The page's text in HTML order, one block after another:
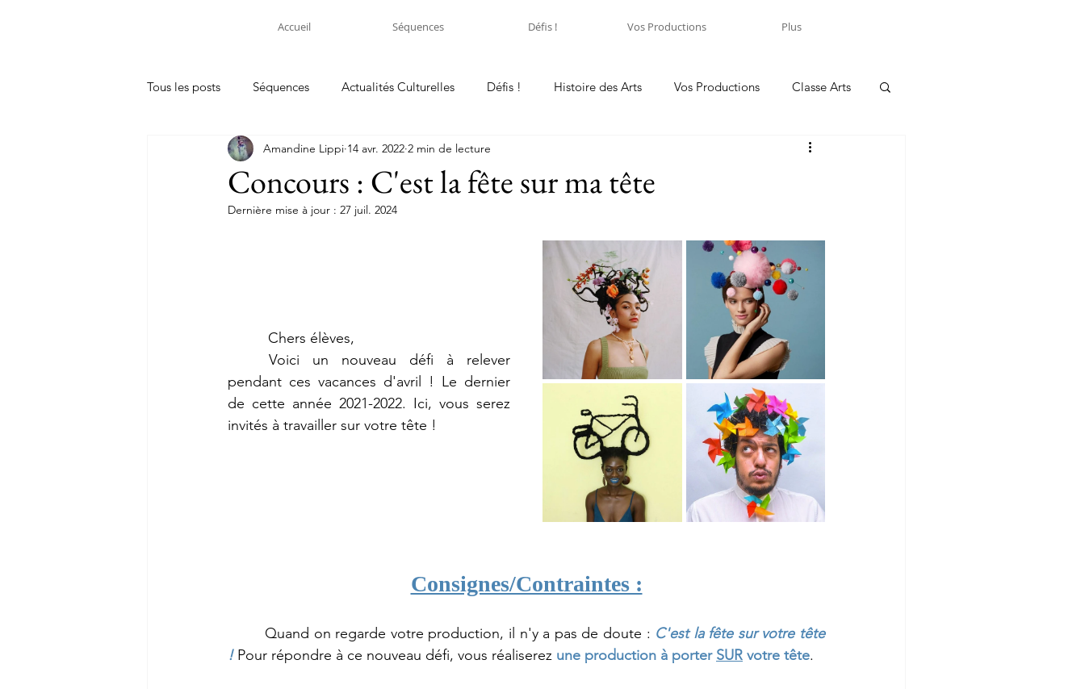
Accueil Séquences Défis ! Vos Productions Plus
Tous les posts Séquences Actualités Culturelles Défis ! Histoire des Arts Vos Productions Classe Arts
Concours : C'est la fête sur ma tête
Amandine Lippi 14 avr. 2022 2 min de lecture
Dernière mise à jour : 27 juil. 2024
	  Chers élèves,
pendant ces vacances d'avril ! Le dernier
de cette année 2021-2022. Ici, vous serez
invités à travailler sur votre tête !
Consignes/Contraintes :
	 Quand on regarde votre production, il n'y a pas de doute :
C'est la fête sur votre tête
! Pour répondre à ce nouveau défi, vous réaliserez une production à porter SUR votre tête.